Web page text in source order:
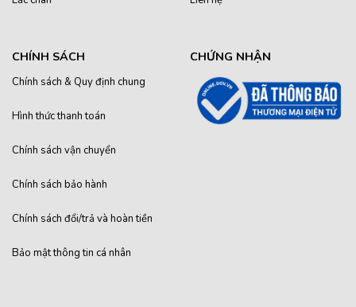
CHÍNH SÁCH
Chính sách & Quy định chung
Hình thức thanh toán
Chính sách vận chuyển
Chính sách bảo hành
Chính sách đổi/trả và hoàn tiền
Bảo mật thông tin cá nhân
CHỨNG NHẬN